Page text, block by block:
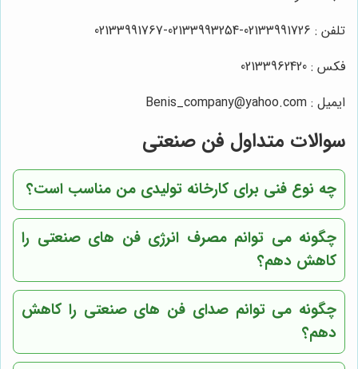
تلفن : 02133991726-02133993254-02133991767
فکس : 02133962420
ایمیل : Benis_company@yahoo.com
سوالات متداول فن صنعتی
چه نوع فنی برای کارخانه تولیدی من مناسب است؟
چگونه می توانم مصرف انرژی فن های صنعتی را
کاهش دهم؟
چگونه می توانم صدای فن های صنعتی را کاهش
دهم؟